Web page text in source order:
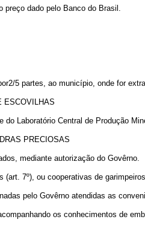
preço dado pelo Banco do Brasil.
5 partes, ao município, onde for
ESCOVILHAS
Laboratório Central de Produção
PRECIOSAS
mediante autorização do Govêrno.
7º), ou cooperativas de
pelo Govêrno atendidas as
os conhecimentos de